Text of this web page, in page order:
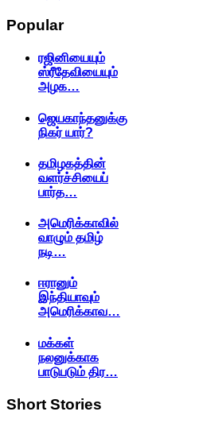
Popular
ரஜினியையும்
ஸ்ரீதேவியையும்
அழக…
ஜெயகாந்தனுக்கு
நிகர் யார்?
தமிழகத்தின்
வளர்ச்சியைப்
பார்த…
அமெரிக்காவில்
வாழும் தமிழ்
நடி…
ஈரானும்
இந்தியாவும்
அமெரிக்காவ…
மக்கள்
நலனுக்காக
பாடுபடும் திர…
Short Stories